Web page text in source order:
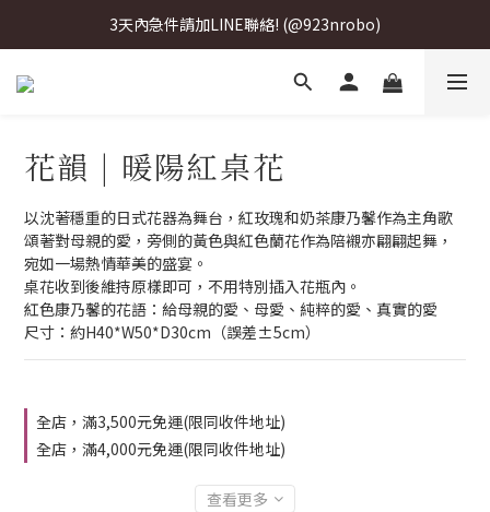
3天內急件請加LINE聯絡! (@923nrobo)
3天內急件請加LINE聯絡! (@923nrobo)
3天內急件請加LINE聯絡! (@923nrobo)
花韻 | 暖陽紅桌花
以沈著穩重的日式花器為舞台，紅玫瑰和奶茶康乃馨作為主角歌
頌著對母親的愛，旁側的黃色與紅色蘭花作為陪襯亦翩翩起舞，
宛如一場熱情華美的盛宴。
桌花收到後維持原樣即可，不用特別插入花瓶內。
紅色康乃馨的花語：給母親的愛、母愛、純粹的愛、真實的愛
尺寸：約H40*W50*D30cm（誤差±5cm）
全店，滿3,500元免運(限同收件地址)
全店，滿4,000元免運(限同收件地址)
查看更多